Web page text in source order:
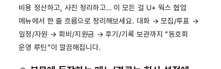
비용 정산하고, 사진 정리하고… 이 모든 걸 U+ 웍스 협업
메뉴에서 한 줄 흐름으로 정리해보세요. 대화 → 모집/투표 →
일정/자원 → 회비/지원금 → 후기/기록 보관까지 “동호회
운영 루틴”이 깔끔해집니다.